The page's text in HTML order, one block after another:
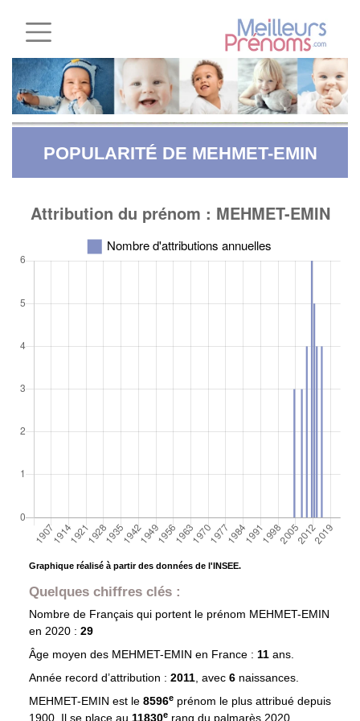
POPULARITÉ DE MEHMET-EMIN
Graphique réalisé à partir des données de l'INSEE.
Quelques chiffres clés :
Nombre de Français qui portent le prénom MEHMET-EMIN
en 2020 : 29
Âge moyen des MEHMET-EMIN en France : 11 ans.
Année record d’attribution : 2011, avec 6 naissances.
MEHMET-EMIN est le 8596eprénom le plus attribué depuis
1900. Il se place au 11830e rang du palmarès 2020.